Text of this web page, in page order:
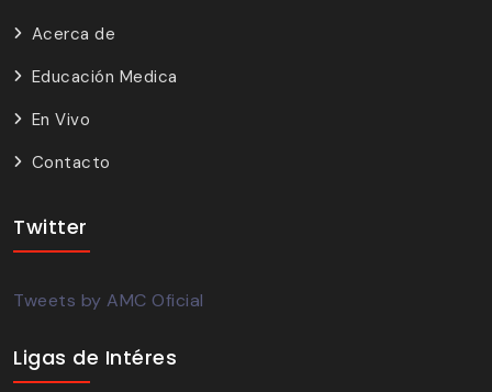
Acerca de
Educación Medica
En Vivo
Contacto
Twitter
Tweets by AMC Oficial
Ligas de Intéres